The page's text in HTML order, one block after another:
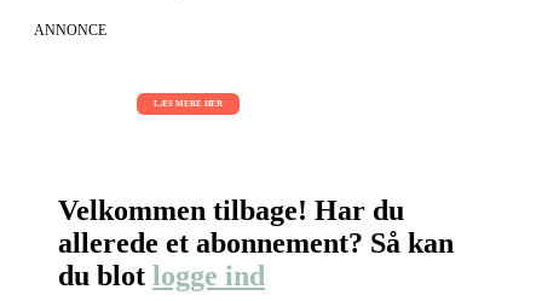
ANNONCE
LÆS MERE HER
Velkommen tilbage! Har du
allerede et abonnement? Så kan
du blot logge ind